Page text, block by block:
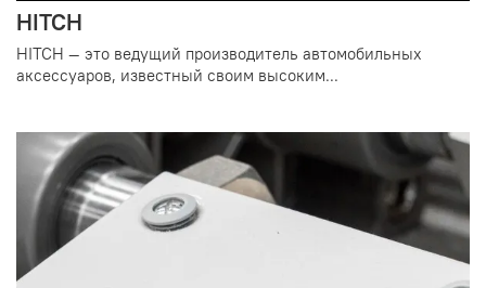
HITCH
HITCH — это ведущий производитель автомобильных
аксессуаров, известный своим высоким...